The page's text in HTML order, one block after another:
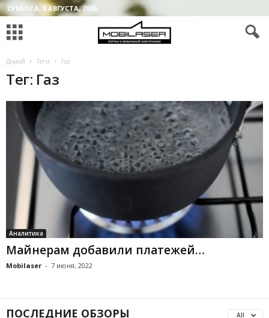
СУББОТА, 8 АВГУСТА, 2026
Домой Теги Газ
Тег: Газ
Аналитика
Майнерам добавили платежей…
Mobilaser - 7 июня, 2022
ПОСЛЕДНИЕ ОБЗОРЫ All